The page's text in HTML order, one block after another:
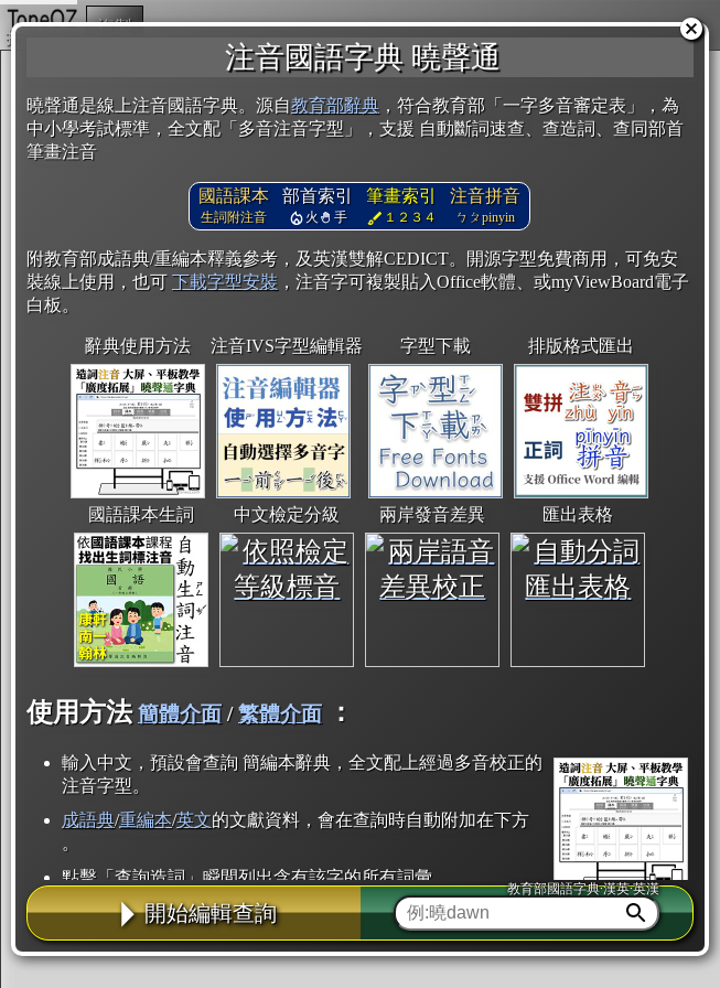
注音國語字典 曉聲通
曉聲通是線上注音國語字典。源自教育部辭典 ，符合教育部「一字多音審定表」，為
中小學考試標準，全文配「多音注音字型」，支援 自動斷詞速查、查造詞、查同部首
筆畫注音
國語課本
生詞附注音
部首索引
火 手
筆畫索引
１２３４
注音拼音
ㄅㄆpinyin
附教育部成語典/重編本釋義參考，及英漢雙解CEDICT。開源字型免費商用，可免安
裝線上使用，也可 下載字型安裝 ，注音字可複製貼入Office軟體、或myViewBoard電子
白板。
辭典使用方法 注音IVS字型編輯器 字型下載 排版格式匯出
國語課本生詞 中文檢定分級 兩岸發音差異 匯出表格
使用方法 簡體介面/繁體介面 ：
輸入中文，預設會查詢 簡編本辭典，全文配上經過多音校正的
注音字型。
成語典/重編本/英文的文獻資料，會在查詢時自動附加在下方
。
點擊「查詢造詞」瞬間列出含有該字的所有詞彙。
點「部首」瞬間列出所有「同部首字」。也支援查詢「同注音」或「同筆畫」。
辭典解釋的全文都經過自動斷詞，點擊便可瞬間「連續查詢」此字詞的解釋，不
用手動重複輸入。
開始編輯查詢
教育部國語字典·漢英·英漢
複製